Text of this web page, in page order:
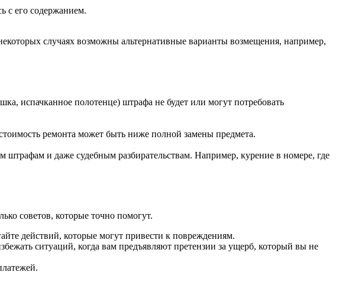
с его содержанием.
случаях возможны альтернативные варианты возмещения, например,
испачканное полотенце) штрафа не будет или могут потребовать
ремонта может быть ниже полной замены предмета.
и даже судебным разбирательствам. Например, курение в номере, где
советов, которые точно помогут.
действий, которые могут привести к повреждениям.
ситуаций, когда вам предъявляют претензии за ущерб, который вы не